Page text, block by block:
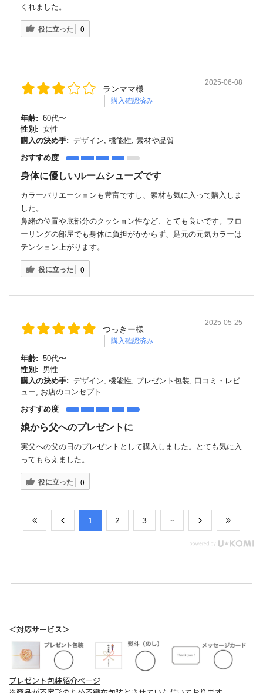
くれました。
役に立った 0
ランママ様
購入確認済み
2025-06-08
年齢: 60代〜
性別: 女性
購入の決め手: デザイン, 機能性, 素材や品質
おすすめ度
身体に優しいルームシューズです
カラーバリエーションも豊富ですし、素材も気に入って購入しま
した。
鼻緒の位置や底部分のクッション性など、とても良いです。フロ
ーリングの部屋でも身体に負担がかからず、足元の元気カラーは
テンション上がります。
役に立った 0
つっきー様
購入確認済み
2025-05-25
年齢: 50代〜
性別:
男性
購入の決め手: デザイン, 機能性, プレゼント包装, 口コミ・レビ
ュー, お店のコンセプト
おすすめ度
娘から父へのプレゼントに
実父への父の日のプレゼントとして購入しました。とても気に入
ってもらえました。
役に立った 0
​1 ​2 ​3
＜対応サービス＞
プレゼント包装紹介ページ